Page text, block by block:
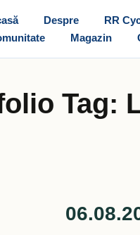
Despre RR
Magazin
Tag: